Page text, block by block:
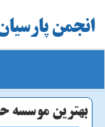
انجمن
بهترین موسسه